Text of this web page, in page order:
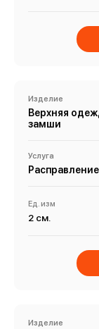
Изделие
Верхняя
замши
Услуга
Ед. изм
2 см.
Изделие